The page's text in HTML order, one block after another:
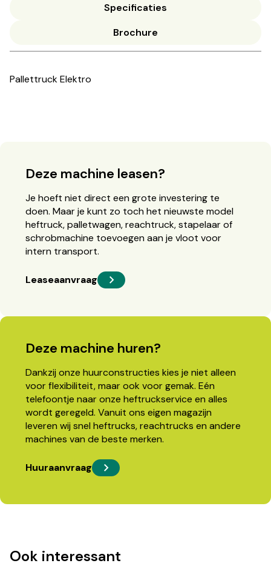
Specificaties
Brochure
Pallettruck Elektro
Deze machine leasen?
Je hoeft niet direct een grote investering te
doen. Maar je kunt zo toch het nieuwste model
heftruck, palletwagen, reachtruck, stapelaar of
schrobmachine toevoegen aan je vloot voor
intern transport.
Leaseaanvraag
Deze machine huren?
Dankzij onze huurconstructies kies je niet alleen
voor flexibiliteit, maar ook voor gemak. Eén
telefoontje naar onze heftruckservice en alles
wordt geregeld. Vanuit ons eigen magazijn
leveren wij snel heftrucks, reachtrucks en andere
machines van de beste merken.
Huuraanvraag
Ook interessant